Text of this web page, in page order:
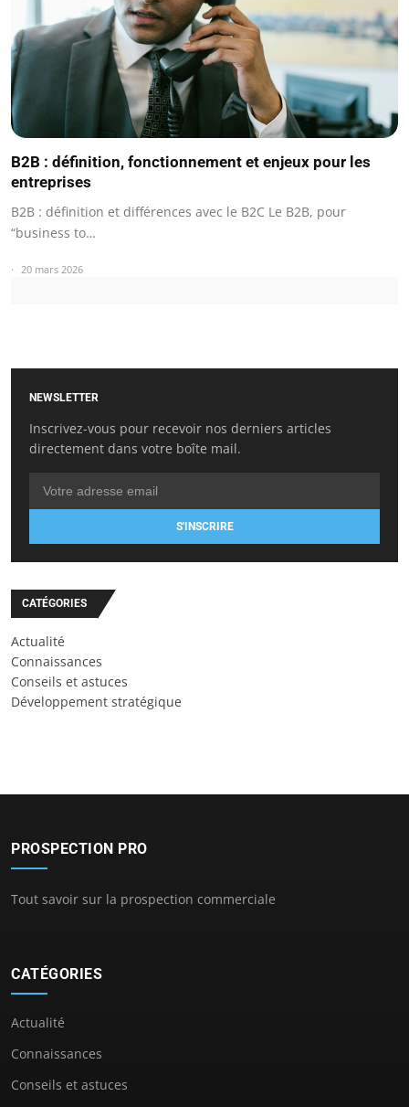
B2B : définition, fonctionnement et enjeux pour les
entreprises
B2B : définition et différences avec le B2C Le B2B, pour
“business to…
20 mars 2026
NEWSLETTER
Inscrivez-vous pour recevoir nos derniers articles
directement dans votre boîte mail.
S'INSCRIRE
CATÉGORIES
Actualité
Connaissances
Conseils et astuces
Développement stratégique
PROSPECTION PRO
Tout savoir sur la prospection commerciale
CATÉGORIES
Actualité
Connaissances
Conseils et astuces